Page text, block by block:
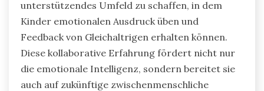
unterstützendes Umfeld zu schaffen, in dem
Kinder emotionalen Ausdruck üben und
Feedback von Gleichaltrigen erhalten können.
Diese kollaborative Erfahrung fördert nicht nur
die emotionale Intelligenz, sondern bereitet sie
auch auf zukünftige zwischenmenschliche